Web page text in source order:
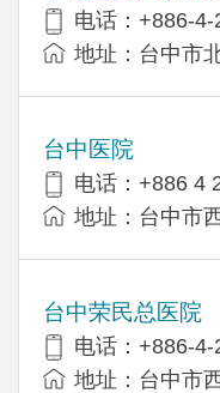
电话：+886-
地址：台中市
台中医院
电话：+886 4
地址：台中市
台中荣民总医院
电话：+886-
地址：台中市